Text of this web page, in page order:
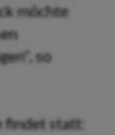
möchte
so
findet statt: